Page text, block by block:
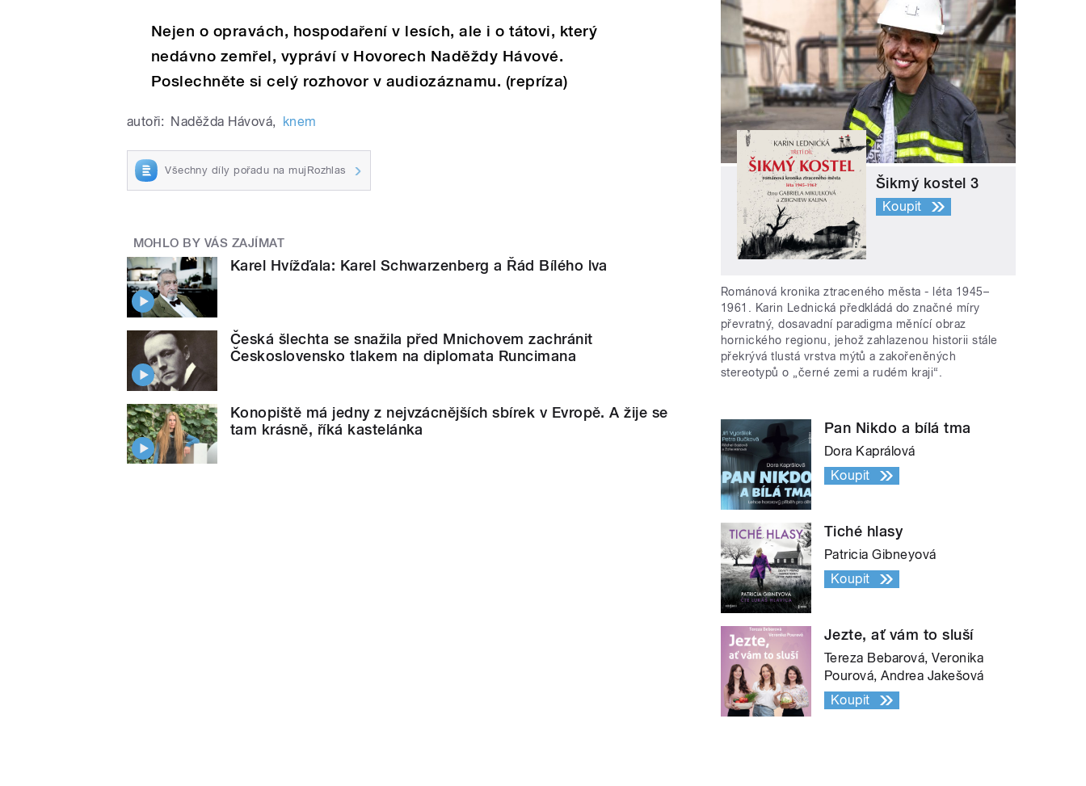
Nejen o opravách, hospodaření v lesích, ale i o tátovi, který
nedávno zemřel, vypráví v Hovorech Naděždy Hávové.
Poslechněte si celý rozhovor v audiozáznamu. (repríza)
autoři: Naděžda Hávová, knem
Všechny díly pořadu na mujRozhlas
MOHLO BY VÁS ZAJÍMAT
Karel Hvížďala: Karel Schwarzenberg a Řád Bílého lva
Česká šlechta se snažila před Mnichovem zachránit
Československo tlakem na diplomata Runcimana
Konopiště má jedny z nejvzácnějších sbírek v Evropě. A žije se
tam krásně, říká kastelánka
Šikmý kostel 3
Koupit
Románová kronika ztraceného města - léta 1945–
1961. Karin Lednická předkládá do značné míry
převratný, dosavadní paradigma měnící obraz
hornického regionu, jehož zahlazenou historii stále
překrývá tlustá vrstva mýtů a zakořeněných
stereotypů o „černé zemi a rudém kraji“.
Pan Nikdo a bílá tma
Dora Kaprálová
Koupit
Tiché hlasy
Patricia Gibneyová
Koupit
Jezte, ať vám to sluší
Tereza Bebarová, Veronika
Pourová, Andrea Jakešová
Koupit